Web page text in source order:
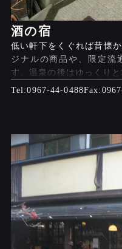
酒の宿
低い軒下をくぐれば昔懐
ジナルの商品や、限定流
す。温泉の後はゆっくり
0967-44-0488